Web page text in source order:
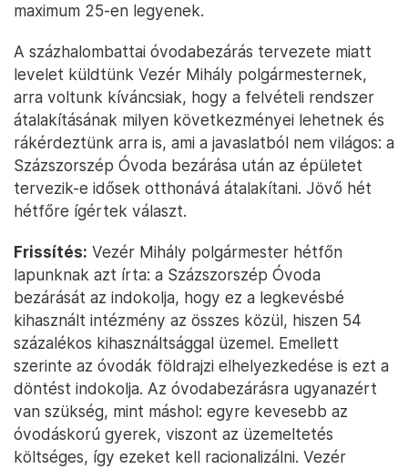
maximum 25-en legyenek.
A százhalombattai óvodabezárás tervezete miatt
levelet küldtünk Vezér Mihály polgármesternek,
arra voltunk kíváncsiak, hogy a felvételi rendszer
átalakításának milyen következményei lehetnek és
rákérdeztünk arra is, ami a javaslatból nem világos: a
Százszorszép Óvoda bezárása után az épületet
tervezik-e idősek otthonává átalakítani. Jövő hét
hétfőre ígértek választ.
Frissítés: Vezér Mihály polgármester hétfőn
lapunknak azt írta: a Százszorszép Óvoda
bezárását az indokolja, hogy ez a legkevésbé
kihasznált intézmény az összes közül, hiszen 54
százalékos kihasználtsággal üzemel. Emellett
szerinte az óvodák földrajzi elhelyezkedése is ezt a
döntést indokolja. Az óvodabezárásra ugyanazért
van szükség, mint máshol: egyre kevesebb az
óvodáskorú gyerek, viszont az üzemeltetés
költséges, így ezeket kell racionalizálni. Vezér